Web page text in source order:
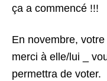
ça a commencé !!!
En novembre, votre
merci à elle/lui _
permettra de voter.